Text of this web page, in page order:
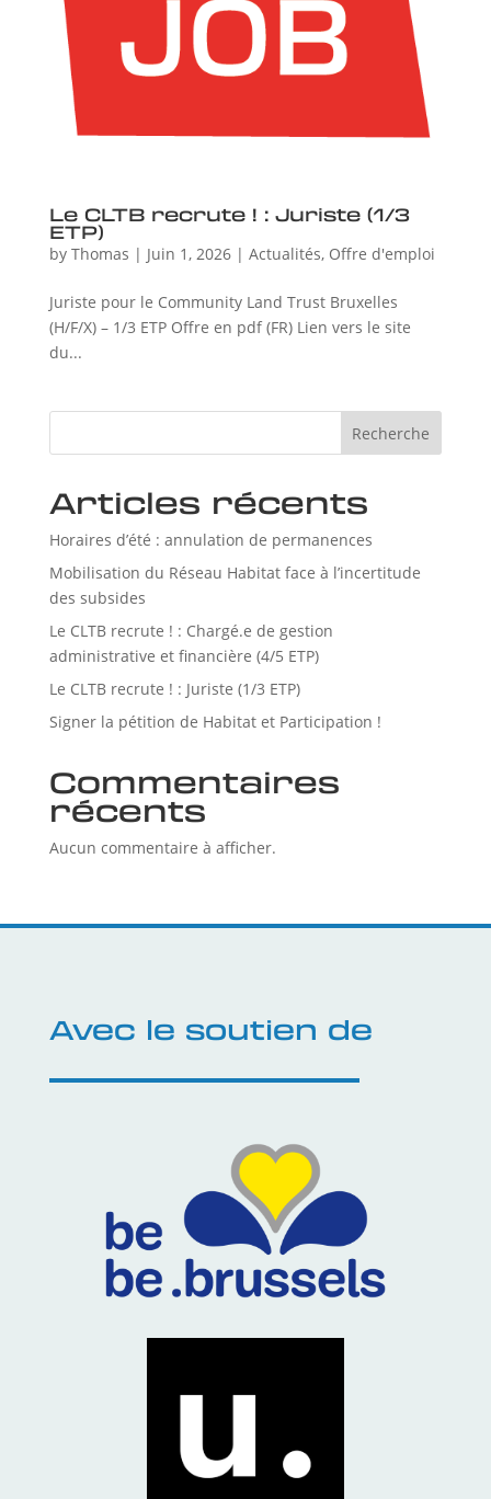
Le CLTB recrute ! : Juriste (1/3
ETP)
by Thomas | Juin 1, 2026| Actualités, Offre d'emploi
Juriste pour le Community Land Trust Bruxelles
(H/F/X) – 1/3 ETP Offre en pdf (FR) Lien vers le site
du...
Recherche
Articles récents
Horaires d’été : annulation de permanences
Mobilisation du Réseau Habitat face à l’incertitude
des subsides
Le CLTB recrute ! : Chargé.e de gestion
administrative et financière (4/5 ETP)
Le CLTB recrute ! : Juriste (1/3 ETP)
Signer la pétition de Habitat et Participation !
Commentaires
récents
Aucun commentaire à afficher.
Avec le soutien de